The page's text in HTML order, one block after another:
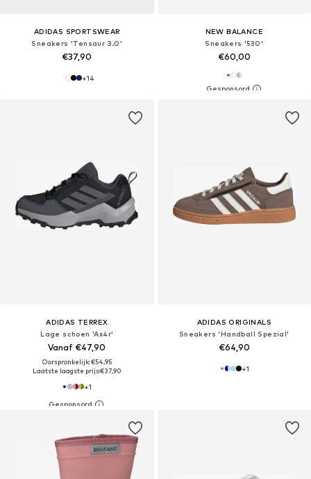
ADIDAS SPORTSWEAR
Sneakers 'Tensaur 3.0'
€37,90
+14
NEW BALANCE
Sneakers '530'
€60,00
ADIDAS TERREX
Lage schoen 'Ax4r'
Vanaf €47,90
Oorspronkelijk: €54,95
Laatste laagste prijs:€37,90
+1
ADIDAS ORIGINALS
Sneakers 'Handball Spezial'
€64,90
+1